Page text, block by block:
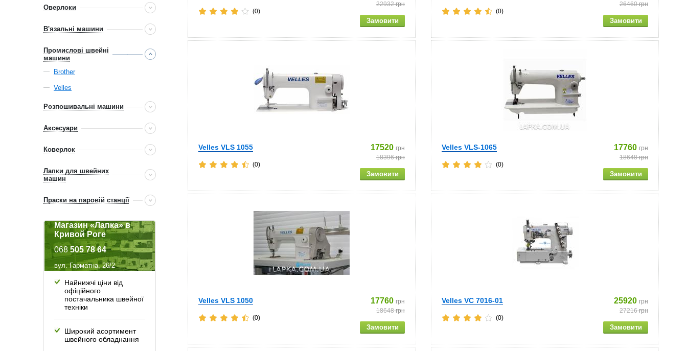
22932грн
(0)
26460грн
(0)
Velles VLS 1055 17520 грн
18396грн
(0)
Velles VLS-1065 17760 грн
18648грн
(0)
Velles VLS 1050 17760 грн
18648грн
(0)
Velles VC 7016-01 25920 грн
27216грн
(0)
Оверлоки
В'язальні машини
Промислові швейні
машини
Brother
Velles
Розпошивальні машини
Аксесуари
Коверлок
Лапки для швейних
машин
Праски на паровій станції
Магазин «Лапка» в
Кривой Роге
068 505 78 64
вул. Гарматна, 26/2
Найнижчі ціни від
офіційного
постачальника швейної
техніки
Широкий асортимент
швейного обладнання